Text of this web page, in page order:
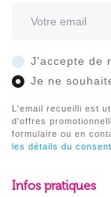
J'accepte de
Je ne
L'email recueilli est
d'offres
formulaire ou en
les détails du
Infos pratiques